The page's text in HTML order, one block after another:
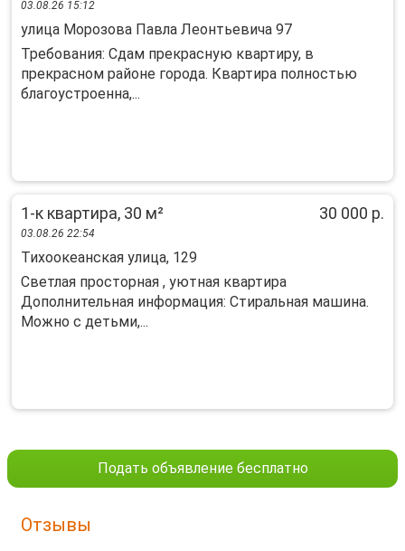
03.08.26 15:12
улица Морозова Павла Леонтьевича 97
Требования: Сдам прекрасную квартиру, в
прекрасном районе города. Квартира полностью
благоустроенна,...
1-к квартира, 30 м² 30 000 р.
03.08.26 22:54
Тихоокеанская улица, 129
Светлая просторная , уютная квартира
Дополнительная информация: Стиральная машина.
Можно с детьми,...
Подать объявление бесплатно
Отзывы